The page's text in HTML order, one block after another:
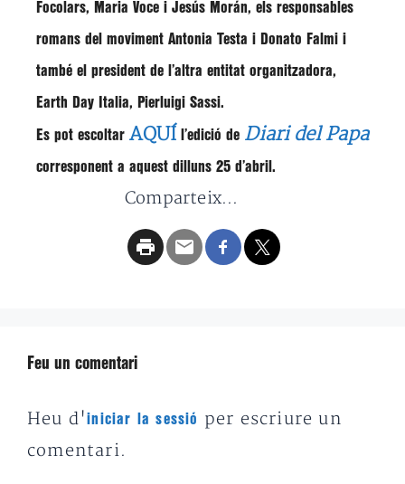
Focolars, Maria Voce i Jesús Morán, els responsables
romans del moviment Antonia Testa i Donato Falmi i
també el president de l’altra entitat organitzadora,
Earth Day Italia, Pierluigi Sassi.
Es pot escoltar AQUÍ l’edició de Diari del Papa
corresponent a aquest dilluns 25 d’abril.
Comparteix...
Feu un comentari
Heu d'iniciar la sessió
per escriure un
comentari.